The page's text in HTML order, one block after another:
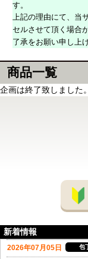
す。
上記の理由にて、当
セルさせて頂く場合
了承をお願い申し上
商品一覧
企画は終了致しました。
新着情報